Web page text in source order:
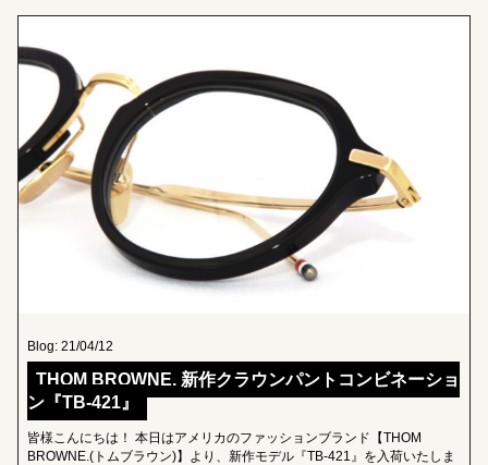
Blog: 21/04/12
THOM BROWNE. 新作クラウンパントコンビネーショ
ン『TB-421』
皆様こんにちは！ 本日はアメリカのファッションブランド【THOM
BROWNE.(トムブラウン)】より、新作モデル『TB-421』を入荷いたしま